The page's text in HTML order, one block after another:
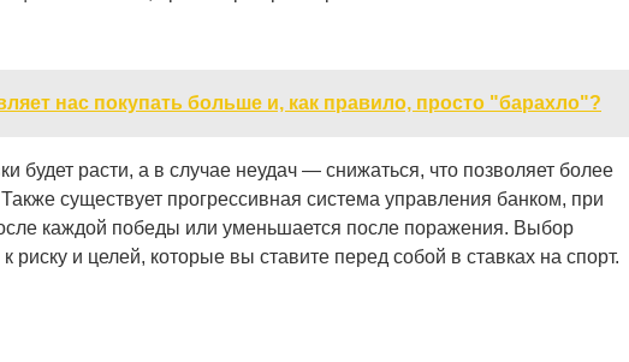
нас покупать больше и, как правило, просто "барахло"?
будет расти, а в случае неудач — снижаться, что позволяет более
существует прогрессивная система управления банком, при
каждой победы или уменьшается после поражения. Выбор
риску и целей, которые вы ставите перед собой в ставках на спорт.